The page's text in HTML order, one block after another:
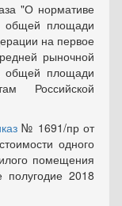
"О нормативе
общей площади
на первое
рыночной
общей площади
Российской
№ 1691/пр от
одного
помещения
2018